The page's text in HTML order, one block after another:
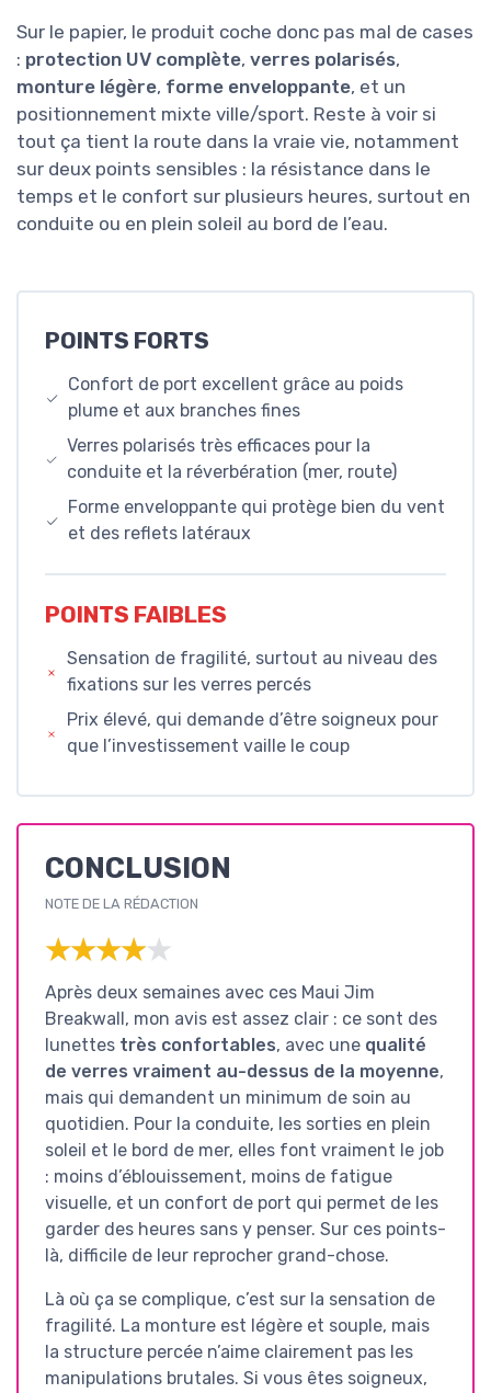
Sur le papier, le produit coche donc pas mal de cases
: protection UV complète, verres polarisés,
monture légère, forme enveloppante, et un
positionnement mixte ville/sport. Reste à voir si
tout ça tient la route dans la vraie vie, notamment
sur deux points sensibles : la résistance dans le
temps et le confort sur plusieurs heures, surtout en
conduite ou en plein soleil au bord de l’eau.
POINTS FORTS
Confort de port excellent grâce au poids
plume et aux branches fines
Verres polarisés très efficaces pour la
conduite et la réverbération (mer, route)
Forme enveloppante qui protège bien du vent
et des reflets latéraux
POINTS FAIBLES
Sensation de fragilité, surtout au niveau des
fixations sur les verres percés
Prix élevé, qui demande d’être soigneux pour
que l’investissement vaille le coup
CONCLUSION
NOTE DE LA RÉDACTION
★★★★★
★★★★★
Après deux semaines avec ces Maui Jim
Breakwall, mon avis est assez clair : ce sont des
lunettes très confortables, avec une qualité
de verres vraiment au-dessus de la moyenne,
mais qui demandent un minimum de soin au
quotidien. Pour la conduite, les sorties en plein
soleil et le bord de mer, elles font vraiment le job
: moins d’éblouissement, moins de fatigue
visuelle, et un confort de port qui permet de les
garder des heures sans y penser. Sur ces points-
là, difficile de leur reprocher grand-chose.
Là où ça se complique, c’est sur la sensation de
fragilité. La monture est légère et souple, mais
la structure percée n’aime clairement pas les
manipulations brutales. Si vous êtes soigneux,